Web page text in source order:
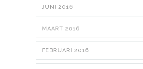
JUNI 2016
MAART 2016
FEBRUARI 2016